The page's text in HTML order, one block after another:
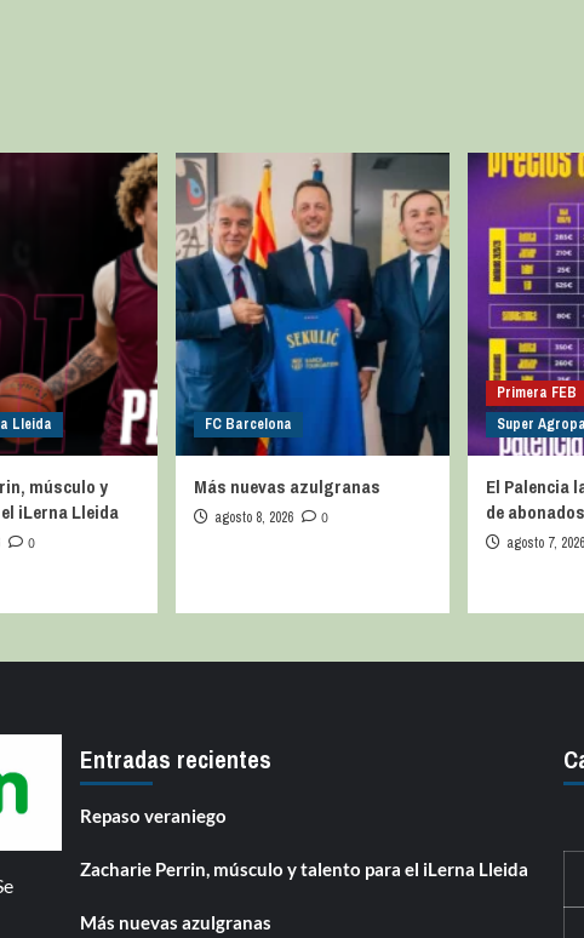
Lleida
músculo y
iLerna Lleida
0
FC Barcelona
Más nuevas azulgranas
agosto 8, 2026 0
Primera FEB
Super
El Palencia
de abonados
agosto 7, 2026
Entradas recientes
Repaso veraniego
Zacharie Perrin, músculo y talento para el iLerna Lleida
Más nuevas azulgranas